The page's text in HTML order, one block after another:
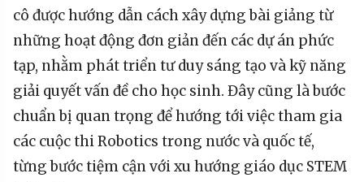
cô được hướng dẫn cách xây dựng bài giảng từ
những hoạt động đơn giản đến các dự án phức
tạp, nhằm phát triển tư duy sáng tạo và kỹ năng
giải quyết vấn đề cho học sinh. Đây cũng là bước
chuẩn bị quan trọng để hướng tới việc tham gia
các cuộc thi Robotics trong nước và quốc tế,
từng bước tiệm cận với xu hướng giáo dục STEM